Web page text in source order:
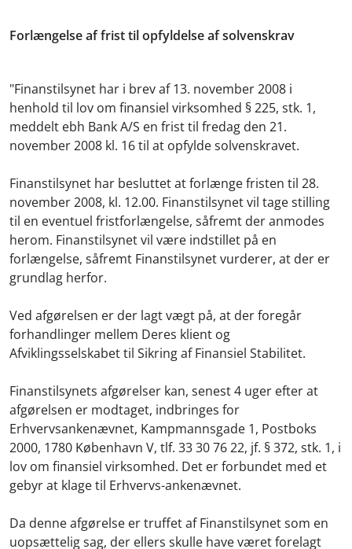
Forlængelse af frist til opfyldelse af solvenskrav
"Finanstilsynet har i brev af 13. november 2008 i
henhold til lov om finansiel virksomhed § 225, stk. 1,
meddelt ebh Bank A/S en frist til fredag den 21.
november 2008 kl. 16 til at opfylde solvenskravet.
Finanstilsynet har besluttet at forlænge fristen til 28.
november 2008, kl. 12.00. Finanstilsynet vil tage stilling
til en eventuel fristforlængelse, såfremt der anmodes
herom. Finanstilsynet vil være indstillet på en
forlængelse, såfremt Finanstilsynet vurderer, at der er
grundlag herfor.
Ved afgørelsen er der lagt vægt på, at der foregår
forhandlinger mellem Deres klient og
Afviklingsselskabet til Sikring af Finansiel Stabilitet.
Finanstilsynets afgørelser kan, senest 4 uger efter at
afgørelsen er modtaget, indbringes for
Erhvervsankenævnet, Kampmannsgade 1, Postboks
2000, 1780 København V, tlf. 33 30 76 22, jf. § 372, stk. 1, i
lov om finansiel virksomhed. Det er forbundet med et
gebyr at klage til Erhvervs-ankenævnet.
Da denne afgørelse er truffet af Finanstilsynet som en
uopsættelig sag, der ellers skulle have været forelagt